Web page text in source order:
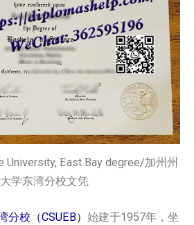
University, East Bay degree/加州州
学东湾分校文凭
校（CSUEB） 始建于1957年，坐